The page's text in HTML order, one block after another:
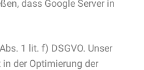
dass Google Server in
1 lit. f) DSGVO. Unser
der Optimierung der